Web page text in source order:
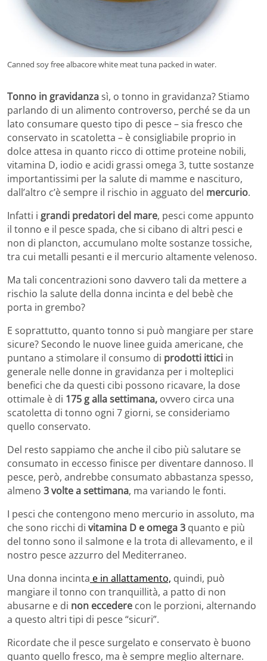
Canned soy free albacore white meat tuna packed in water.
Tonno in gravidanzasì, o tonno in gravidanza? Stiamo
parlando di un alimento controverso, perché se da un
lato consumare questo tipo di pesce – sia fresco che
conservato in scatoletta – è consigliabile proprio in
dolce attesa in quanto ricco di ottime proteine nobili,
vitamina D, iodio e acidi grassi omega 3, tutte sostanze
importantissimi per la salute di mamme e nascituro,
dall’altro c’è sempre il rischio in agguato del mercurio.
Infatti i grandi predatori del mare, pesci come appunto
il tonno e il pesce spada, che si cibano di altri pesci e
non di plancton, accumulano molte sostanze tossiche,
tra cui metalli pesanti e il mercurio altamente velenoso.
Ma tali concentrazioni sono davvero tali da mettere a
rischio la salute della donna incinta e del bebè che
porta in grembo?
E soprattutto, quanto tonno si può mangiare per stare
sicure? Secondo le nuove linee guida americane, che
puntano a stimolare il consumo di prodotti ittici in
generale nelle donne in gravidanza per i molteplici
benefici che da questi cibi possono ricavare, la dose
ottimale è di 175 g alla settimana, ovvero circa una
scatoletta di tonno ogni 7 giorni, se consideriamo
quello conservato.
Del resto sappiamo che anche il cibo più salutare se
consumato in eccesso finisce per diventare dannoso. Il
pesce, però, andrebbe consumato abbastanza spesso,
almeno 3 volte a settimana, ma variando le fonti.
I pesci che contengono meno mercurio in assoluto, ma
che sono ricchi di vitamina D e omega 3 quanto e più
del tonno sono il salmone e la trota di allevamento, e il
nostro pesce azzurro del Mediterraneo.
Una donna incinta e in allattamento, quindi, può
mangiare il tonno con tranquillità, a patto di non
abusarne e di non eccedere con le porzioni, alternando
a questo altri tipi di pesce “sicuri”.
Ricordate che il pesce surgelato e conservato è buono
quanto quello fresco, ma è sempre meglio alternare.